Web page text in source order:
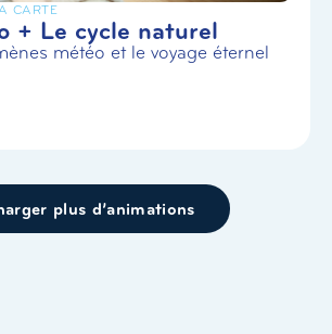
CARTE
+ Le cycle naturel
météo et le voyage éternel
plus d’animations